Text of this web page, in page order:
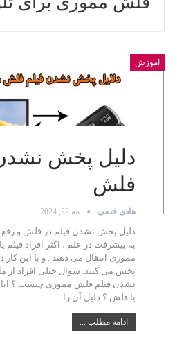
آموزش
دلیل پخش
فلش
هادی قدمی مه 22, 2024
دلیل پخش نشدن فیلم در فلش و رفع
به پیشرفت در علم ، اکثر افراد
مموری انتقال می دهند . و با این
پخش می کنند. سوال خیلی افراد از
نشدن فیلم فلش مموری چیست ؟
یا فلش ؟ دلیل آن را…
ادامه مطلب ...